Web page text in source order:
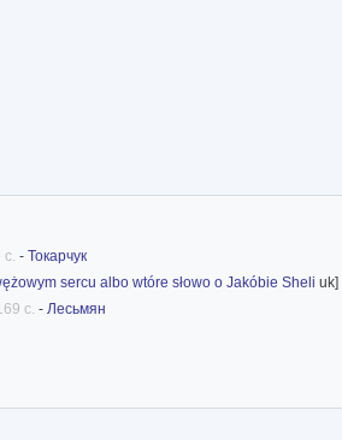
с. - Токарчук
sercu albo wtóre słowo o Jakóbie Sheli uk]
с. - Лесьмян